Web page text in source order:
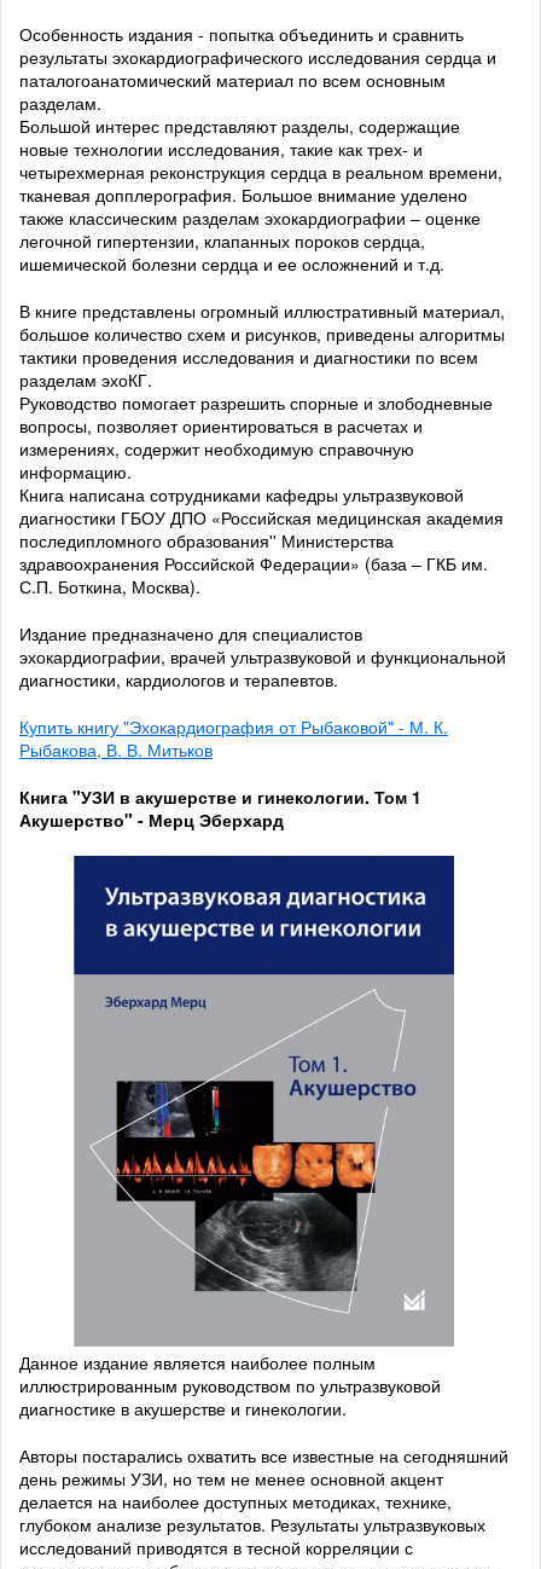
Особенность издания - попытка объединить и сравнить
результаты эхокардиографического исследования сердца и
паталогоанатомический материал по всем основным
разделам.
Большой интерес представляют разделы, содержащие
новые технологии исследования, такие как трех- и
четырехмерная реконструкция сердца в реальном времени,
тканевая допплерография. Большое внимание уделено
также классическим разделам эхокардиографии – оценке
легочной гипертензии, клапанных пороков сердца,
ишемической болезни сердца и ее осложнений и т.д.
В книге представлены огромный иллюстративный материал,
большое количество схем и рисунков, приведены алгоритмы
тактики проведения исследования и диагностики по всем
разделам эхоКГ.
Руководство помогает разрешить спорные и злободневные
вопросы, позволяет ориентироваться в расчетах и
измерениях, содержит необходимую справочную
информацию.
Книга написана сотрудниками кафедры ультразвуковой
диагностики ГБОУ ДПО «Российская медицинская академия
последипломного образования'' Министерства
здравоохранения Российской Федерации» (база – ГКБ им.
С.П. Боткина, Москва).
Издание предназначено для специалистов
эхокардиографии, врачей ультразвуковой и функциональной
диагностики, кардиологов и терапевтов.
Купить книгу "Эхокардиография от Рыбаковой" - М. К.
Рыбакова, В. В. Митьков
Книга "УЗИ в акушерстве и гинекологии. Том 1
Акушерство" - Мерц Эберхард
Данное издание является наиболее полным
иллюстрированным руководством по ультразвуковой
диагностике в акушерстве и гинекологии.
Авторы постарались охватить все известные на сегодняшний
день режимы УЗИ, но тем не менее основной акцент
делается на наиболее доступных методиках, технике,
глубоком анализе результатов. Результаты ультразвуковых
исследований приводятся в тесной корреляции с